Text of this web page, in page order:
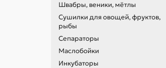
Швабры, веники, мётлы
Сушилки для овощей, фруктов,
рыбы
Сепараторы
Маслобойки
Инкубаторы